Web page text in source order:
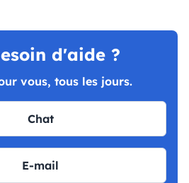
d'aide ?
vous, tous les jours.
Chat
E-mail